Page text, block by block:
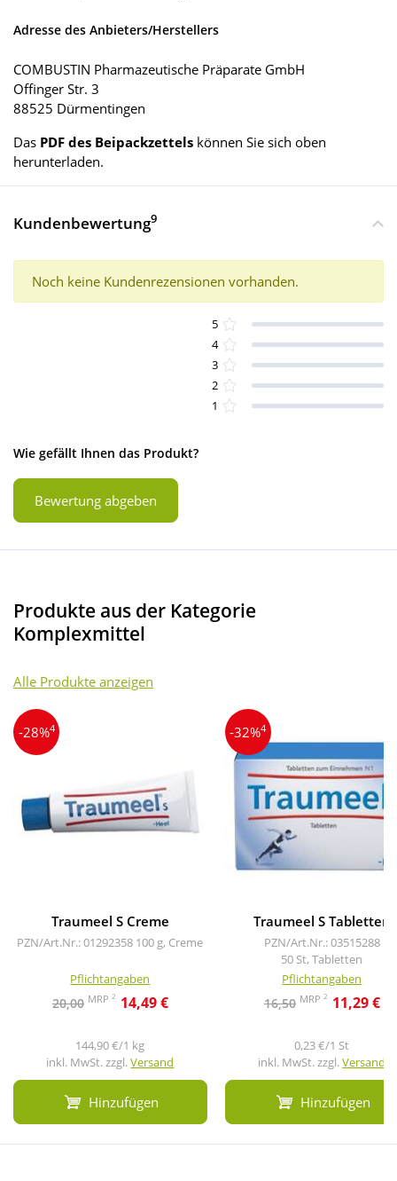
Adresse des Anbieters/Herstellers
COMBUSTIN Pharmazeutische Präparate GmbH
Offinger Str. 3
88525 Dürmentingen
Das PDF des Beipackzettels können Sie sich oben
herunterladen.
Kundenbewertung9
Noch keine Kundenrezensionen vorhanden.
5
4
3
2
1
Wie gefällt Ihnen das Produkt?
Bewertung abgeben
Produkte aus der Kategorie
Komplexmittel
Alle Produkte anzeigen
-28%4
Traumeel S Creme
PZN/Art.Nr.: 01292358 100 g, Creme
Pflichtangaben
20,00 MRP 2 14,49 €
144,90 €/1 kg
inkl. MwSt. zzgl.Versand
Hinzufügen
-32%4
Traumeel S Tabletten
PZN/Art.Nr.: 03515288
50 St, Tabletten
Pflichtangaben
16,50 MRP 2 11,29 €
0,23 €/1 St
inkl. MwSt. zzgl.Versand
Hinzufügen